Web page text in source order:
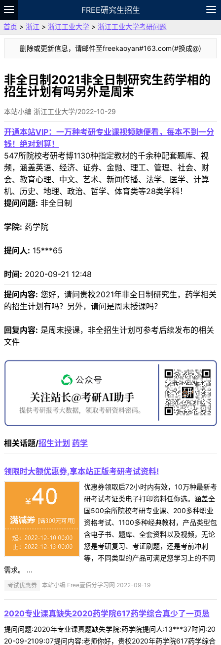
FREE研究生招生
题库
故事 专题 APP 笔记
论坛
VIP
资料
首页 > 浙江 > 浙江工业大学 > 浙江工业大学考研问题
删除或更新信息，请邮件至freekaoyan#163.com(#换成@)
非全日制2021非全日制研究生药学相的
招生计划有吗另外是周末
本站小编 浙江工业大学/2022-10-29
开通本站VIP：一万种考研专业课视频随便看，每本不到一分
钱！绝对划算！
547所院校考研考博1130种指定教材的千余种配套题库、视
频，涵盖英语、经济、证券、金融、理工、管理、社会、财
会、教育心理、中文、艺术、新闻传播、法学、医学、计算
机、历史、地理、政治、哲学、体育类等28类学科！
提问问题: 非全日制
学院: 药学院
提问人: 15***65
时间: 2020-09-21 12:48
提问内容: 您好，请问贵校2021年非全日制研究生，药学相关
的招生计划有吗？另外，请问是周末授课吗？
回复内容: 是周末授课，非全招生计划可参考后续发布的相关
文件
相关话题/招生计划 药学
领限时大额优惠券,享本站正版考研考试资料!
优惠券领取后72小时内有效，10万种最新考
研考试考证类电子打印资料任你选。涵盖全
国500余所院校考研专业课、200多种职业
资格考试、1100多种经典教材，产品类型包
含电子书、题库、全套资料以及视频，无论
您是考研复习、考证刷题，还是考前冲刺
等，不同类型的产品可满足您学习上的不同
需求。 ...
考试优惠券 本站小编 Free壹佰分学习网 2022-09-19
2020专业课真缺失2020药学院617药学综合真少了一页恳
提问问题:2020年专业课真题缺失学院:药学院提问人:13***37时间:20
20-09-2109:07提问内容:老师你好，贵校2020年药学院617药学综合